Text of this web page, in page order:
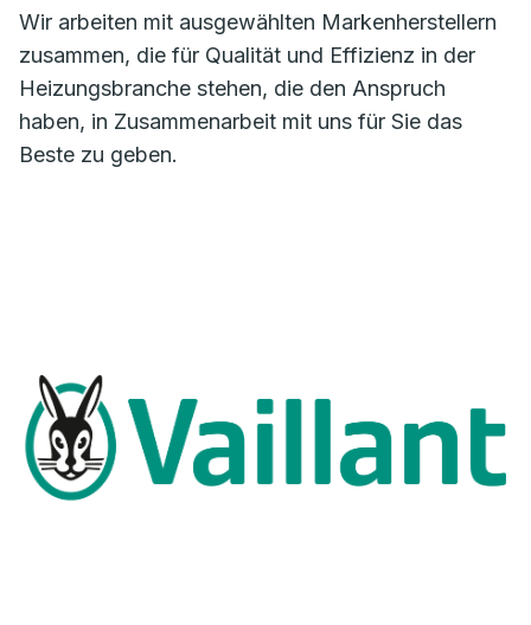
Wir arbeiten mit ausgewählten Markenherstellern
zusammen, die für Qualität und Effizienz in der
Heizungsbranche stehen, die den Anspruch
haben, in Zusammenarbeit mit uns für Sie das
Beste zu geben.